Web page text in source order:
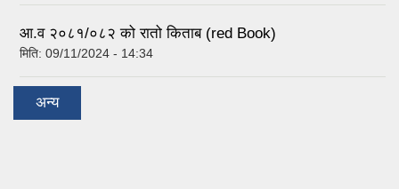
आ.व २०८१/०८२ को रातो किताब (red Book)
मिति: 09/11/2024 - 14:34
अन्य